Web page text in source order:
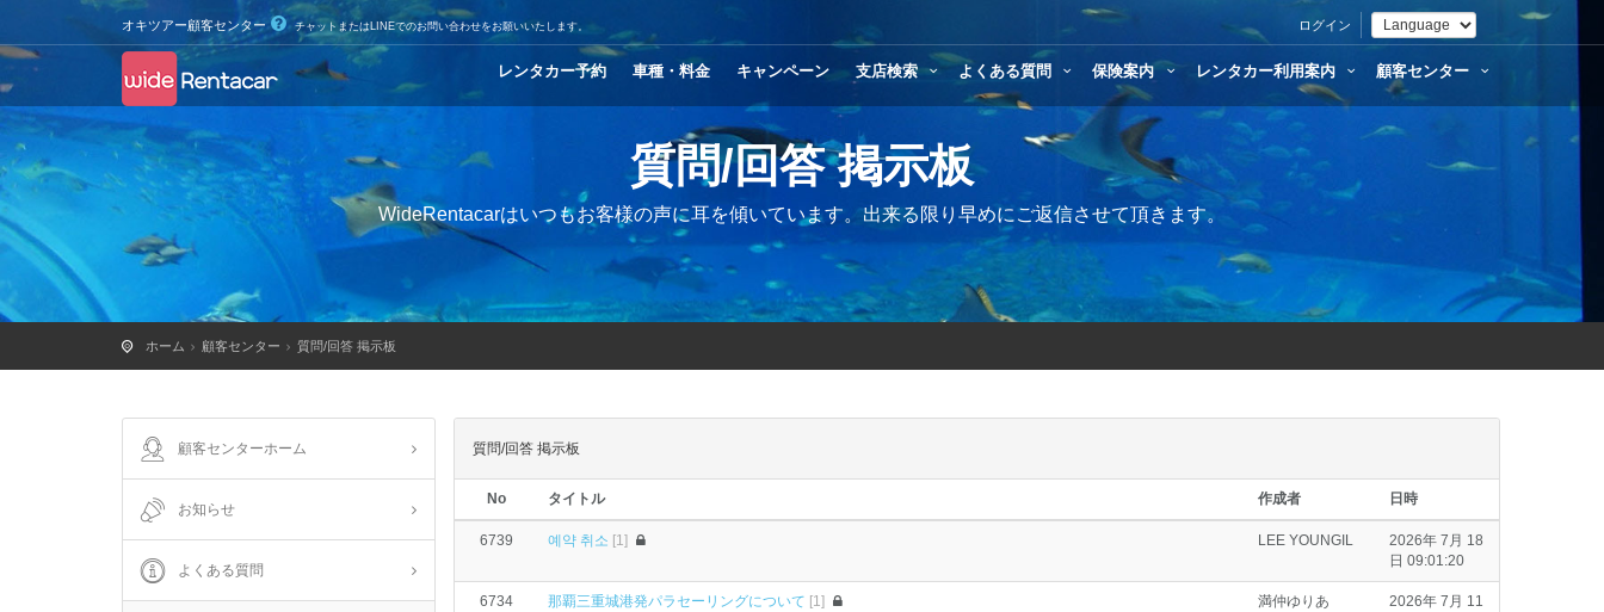
オキツアー顧客センター チャットまたはLINEでのお問い合わせをお願いいたします。 ログイン
レンタカー予約 車種・料金 キャンペーン 支店検索 よくある質問 保険案内 レンタカー利用案内 顧客センター
質問/回答 掲示板
WideRentacarはいつもお客様の声に耳を傾いています。出来る限り早めにご返信させて頂きます。
ホーム 顧客センター 質問/回答 掲示板
顧客センターホーム
お知らせ
よくある質問
質問/回答 掲示板
No タイトル 作成者 日時
6739 예약 취소 [1] LEE YOUNGIL
2026年 7月 18
日 09:01:20
6734 那覇三重城港発パラセーリングについて [1] 満仲ゆりあ
2026年 7月 11